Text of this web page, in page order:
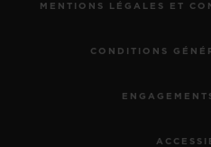
MENTIONS LÉGALES ET
CONDITIONS